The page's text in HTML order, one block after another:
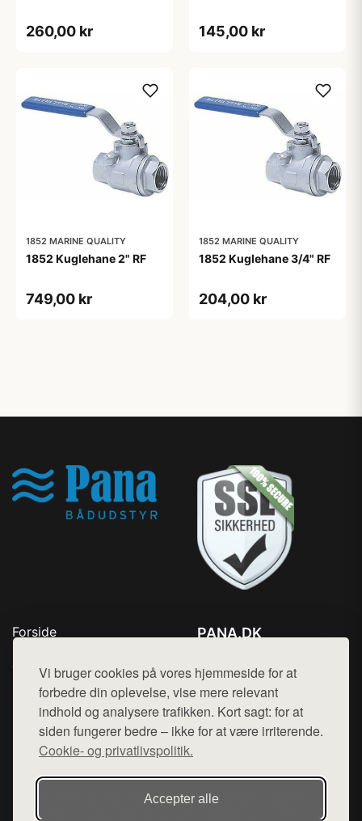
Vi bruger cookies på vores hjemmeside for at
forbedre din oplevelse, vise mere relevant
indhold og analysere trafikken. Kort sagt: for at
siden fungerer bedre – ikke for at være irriterende.
Cookie- og privatlivspolitik.
Accepter alle
260,00 kr 145,00 kr
1852 MARINE QUALITY
1852 Kuglehane 2" RF
749,00 kr
1852 MARINE QUALITY
1852 Kuglehane 3/4" RF
204,00 kr
Forside
Top Rabatter
Blog
Kontakt
PANA.DK
Mail: hej@want.dk
Cookie- og privatlivspolitik
Denne side er en del af want.dk, der udgiver en række
hjemmesider med præsentation af forskellige produkter fra